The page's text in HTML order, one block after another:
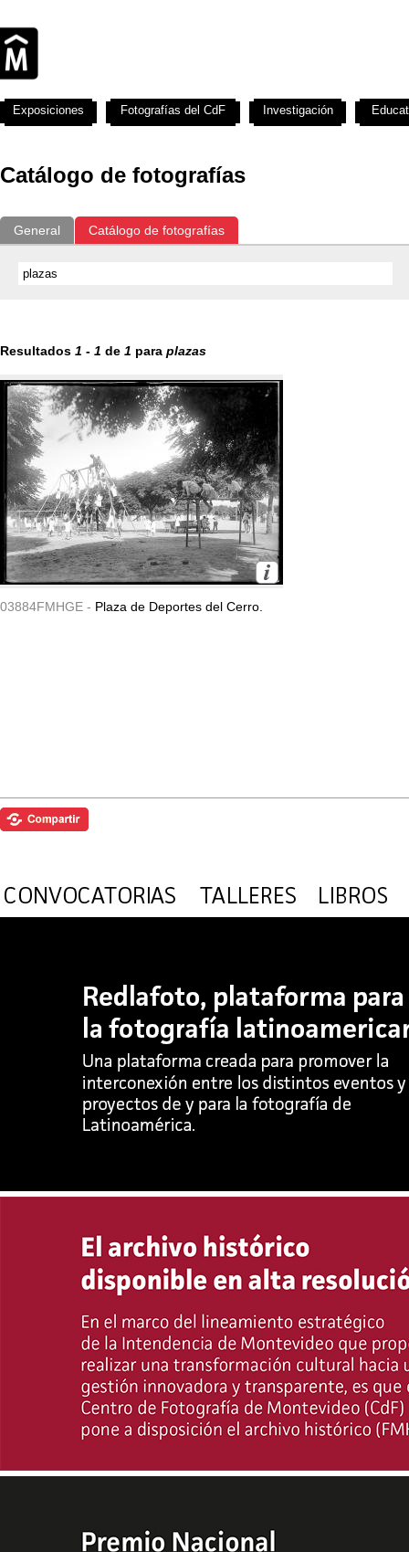
Catálogo de fotografías
General Catálogo de fotografías
Resultados 1 - 1 de 1 para plazas
03884FMHGE - Plaza de Deportes del Cerro.
Exposiciones Fotografías del CdF Investigación